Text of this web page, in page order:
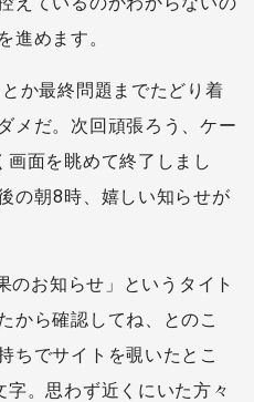
進めます。
か最終問題までたどり着
メだ。次回頑張ろう、ケー
面を眺めて終了しまし
の朝8時、嬉しい知らせが
のお知らせ」というタイト
から確認してね、とのこ
ちでサイトを覗いたとこ
。思わず近くにいた方々